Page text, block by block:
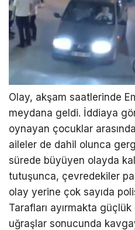
Olay, akşam saatlerinde
meydana geldi. İddiaya
oynayan çocuklar
aileler de dahil olunca
sürede büyüyen olayda
tutuşunca, çevredekiler
olay yerine çok sayıda
Tarafları ayırmakta
uğraşlar sonucunda